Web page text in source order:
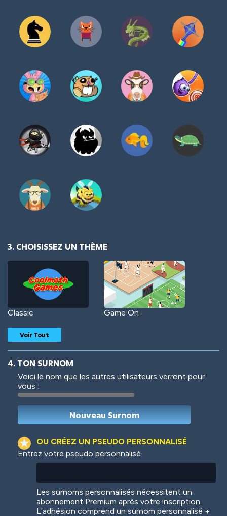
3. CHOISISSEZ UN THÈME
Classic Game On
Woof
Colorful
Voir Tout
4. TON SURNOM
Voici le nom que les autres utilisateurs verront pour
vous :
OU CRÉEZ UN PSEUDO PERSONNALISÉ
Entrez votre pseudo personnalisé
Les surnoms personnalisés nécessitent un
abonnement Premium après votre inscription.
L'adhésion comprend un surnom personnalisé +